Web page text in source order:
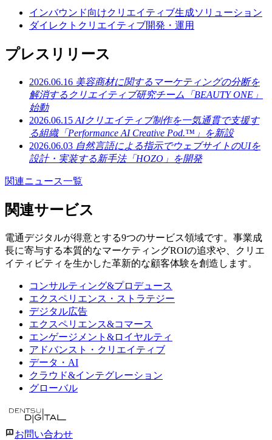
インバウンド向けクリエイティブ生成ソリューション
ダイレクトクリエイティブ開発・運用
プレスリリース
2026.06.16 美容商材に関するマーケティングの分断を
解消するクリエイティブ研究チーム「BEAUTY ONE」
始動
2026.06.15 AIクリエイティブ制作を一気通貫で支援す
る組織「Performance AI Creative Pod.™」を新設
2026.06.03 自然言語による指示でウェブサイトのUIを
設計・実装する新手法「HOZO」を開発
関連ニュース一覧
関連サービス
電通デジタルが得意とする9つのサービス領域です。事業成
長に寄与する本質的なマーケティングROIの追求や、クリエ
イティビティを生かした革新的な顧客体験を創造します。
コンサルティング&プロデュース
エクスペリエンス・ストラテジー
デジタル広告
エクスペリエンス&コマース
エンゲージメント&ロイヤルティ
アドバンスト・クリエイティブ
データ・AI
クラウド&インテグレーション
グローバル
お問い合わせ